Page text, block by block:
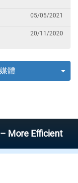
05/05/2021
20/11/2020
體
Efficient